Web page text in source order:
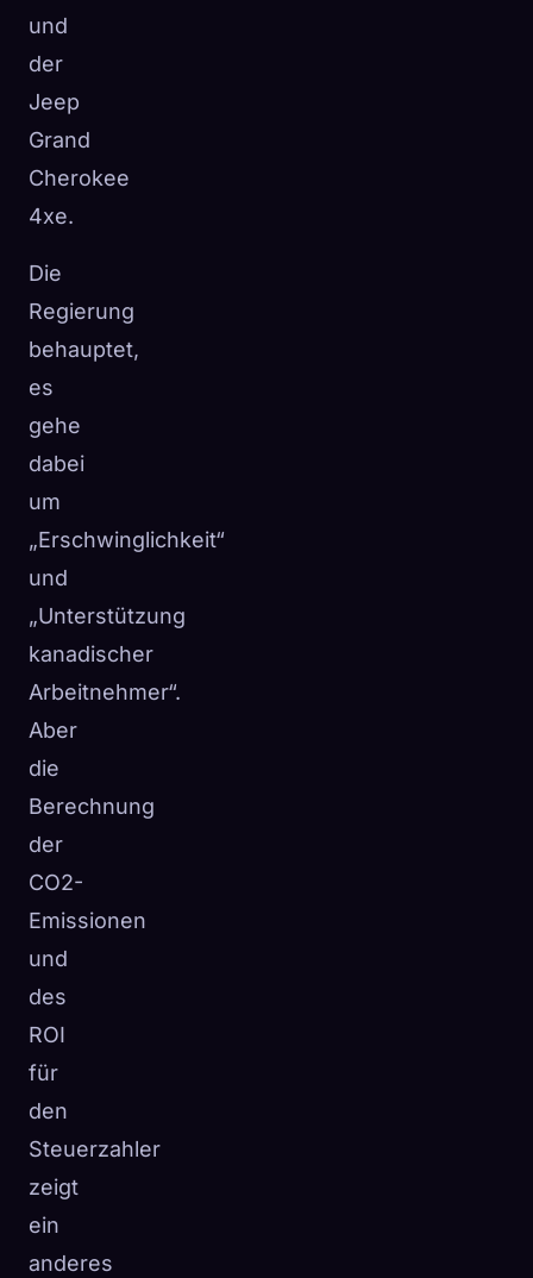
und
der
Jeep
Grand
Cherokee
4xe.
Die
Regierung
behauptet,
es
gehe
dabei
um
„Erschwinglichkeit“
und
„Unterstützung
kanadischer
Arbeitnehmer“.
Aber
die
Berechnung
der
CO2-
Emissionen
und
des
ROI
für
den
Steuerzahler
zeigt
ein
anderes